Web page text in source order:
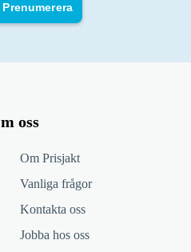
Prenumerera
oss
Om Prisjakt
Vanliga frågor
Kontakta oss
Jobba hos oss